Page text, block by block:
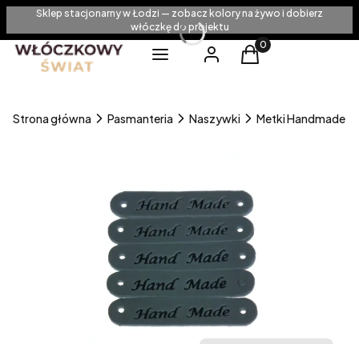
Sklep stacjonarny w Łodzi — zobacz kolory na żywo i dobierz
włóczkę do projektu
Menu
Zaloguj sięProdukty w
Koszyk
Strona główna Pasmanteria Naszywki Metki Handmade